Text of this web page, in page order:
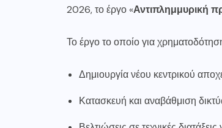
2026, το έργο «Αντιπλημμυρική
Το έργο το οποίο για
Δημιουργία νέου κεντρικού
Κατασκευή και αναβάθμιση